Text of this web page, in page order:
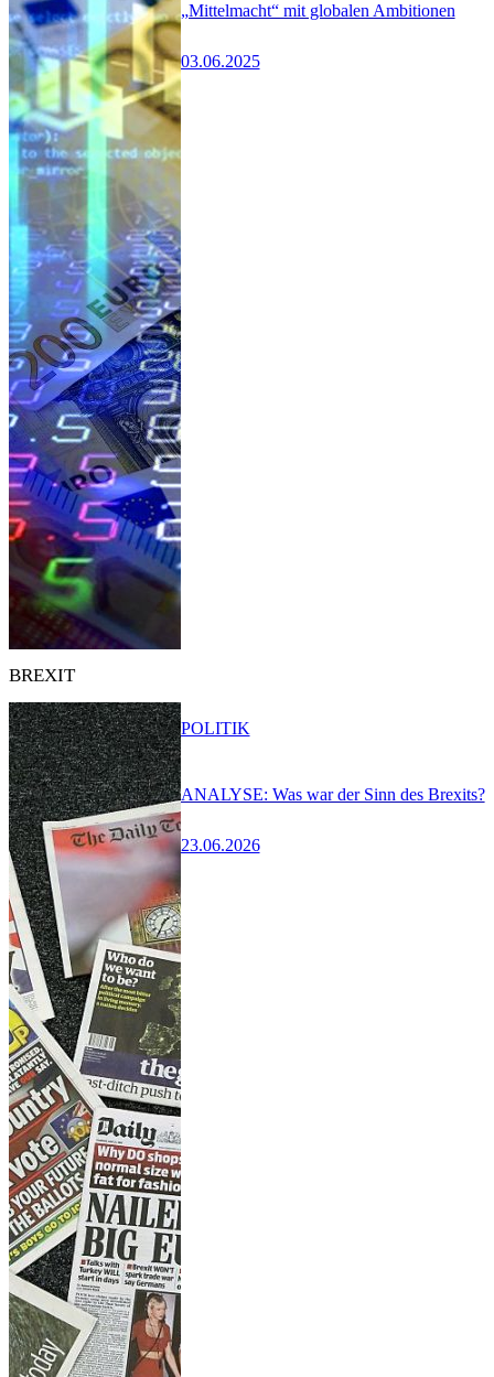
„Mittelmacht“ mit globalen Ambitionen
03.06.2025
BREXIT
ANALYSE: Was war der Sinn des Brexits?
23.06.2026
POLITIK